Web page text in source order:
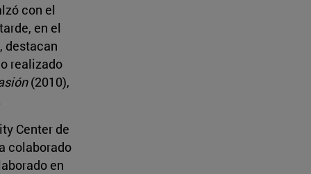
con el
en el
destacan
realizado
(2010),
Center de
colaborado
en